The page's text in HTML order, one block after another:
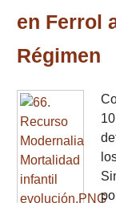
en Ferrol
Régimen